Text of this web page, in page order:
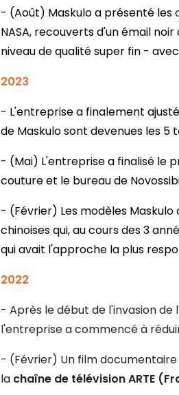
- (Août) Maskulo a présenté les
NASA, recouverts d'un émail
niveau de qualité super fin -
2023
- L'entreprise a finalement
de Maskulo sont devenues les 5
- (Mai) L'entreprise a finalisé le
couture et le bureau de
- (Février) Les modèles
chinoises qui, au cours des 3
qui avait l'approche la plus
2022
- Après le début de l'invasion de
l'entreprise a commencé à
- (Février) Un film
la chaîne de télévision ARTE